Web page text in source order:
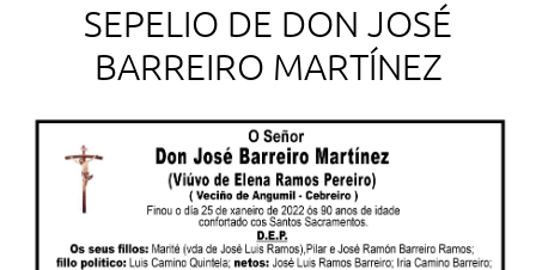
SEPELIO DE DON JOSÉ
BARREIRO MARTÍNEZ